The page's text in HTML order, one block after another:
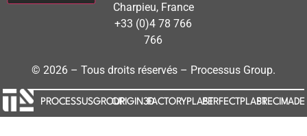
Charpieu, France
+33 (0)4 78 766
766
© 2026 – Tous droits réservés – Processus Group.
PROCESSUSGROUPORIGIN3DFACTORYPLASTPERFECTPLASTPRECIMADE